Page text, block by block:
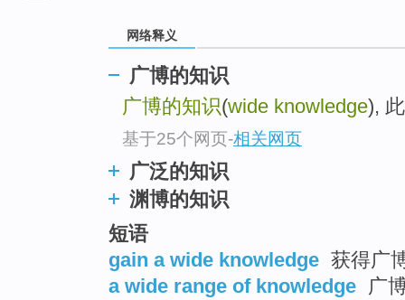
网络释义
广博的知识
广博的知识(wide knowledge),
基于25个网页-相关网页
广泛的知识
渊博的知识
短语
gain a wide knowledge 获得广
a wide range of knowledge 广